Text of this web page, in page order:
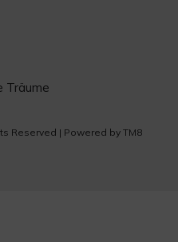
Träume
Reserved | Powered by TM8